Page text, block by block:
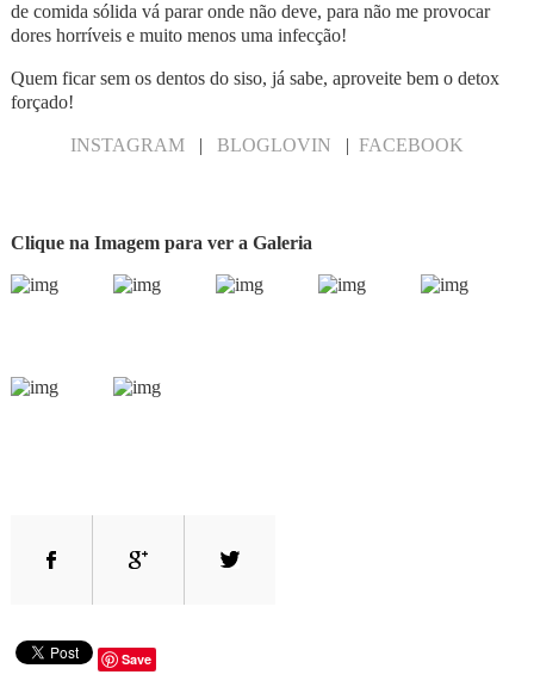
de comida sólida vá parar onde não deve, para não me provocar
dores horríveis e muito menos uma infecção!
Quem ficar sem os dentos do siso, já sabe, aproveite bem o detox
forçado!
INSTAGRAM| BLOGLOVIN | FACEBOOK
Clique na Imagem para ver a Galeria
Save